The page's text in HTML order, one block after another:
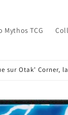
Mythos TCG
sur Otak' Corner,